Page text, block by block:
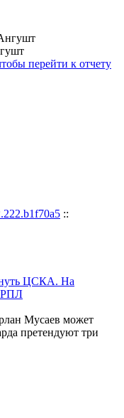
перейти к отчету
::
Мусаев может
претендуют три